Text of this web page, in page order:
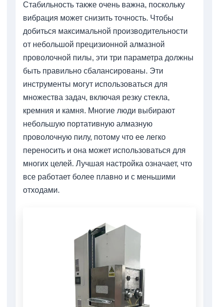
Стабильность также очень важна, поскольку
вибрация может снизить точность. Чтобы
добиться максимальной производительности
от небольшой прецизионной алмазной
проволочной пилы, эти три параметра должны
быть правильно сбалансированы. Эти
инструменты могут использоваться для
множества задач, включая резку стекла,
кремния и камня. Многие люди выбирают
небольшую портативную алмазную
проволочную пилу, потому что ее легко
переносить и она может использоваться для
многих целей. Лучшая настройка означает, что
все работает более плавно и с меньшими
отходами.